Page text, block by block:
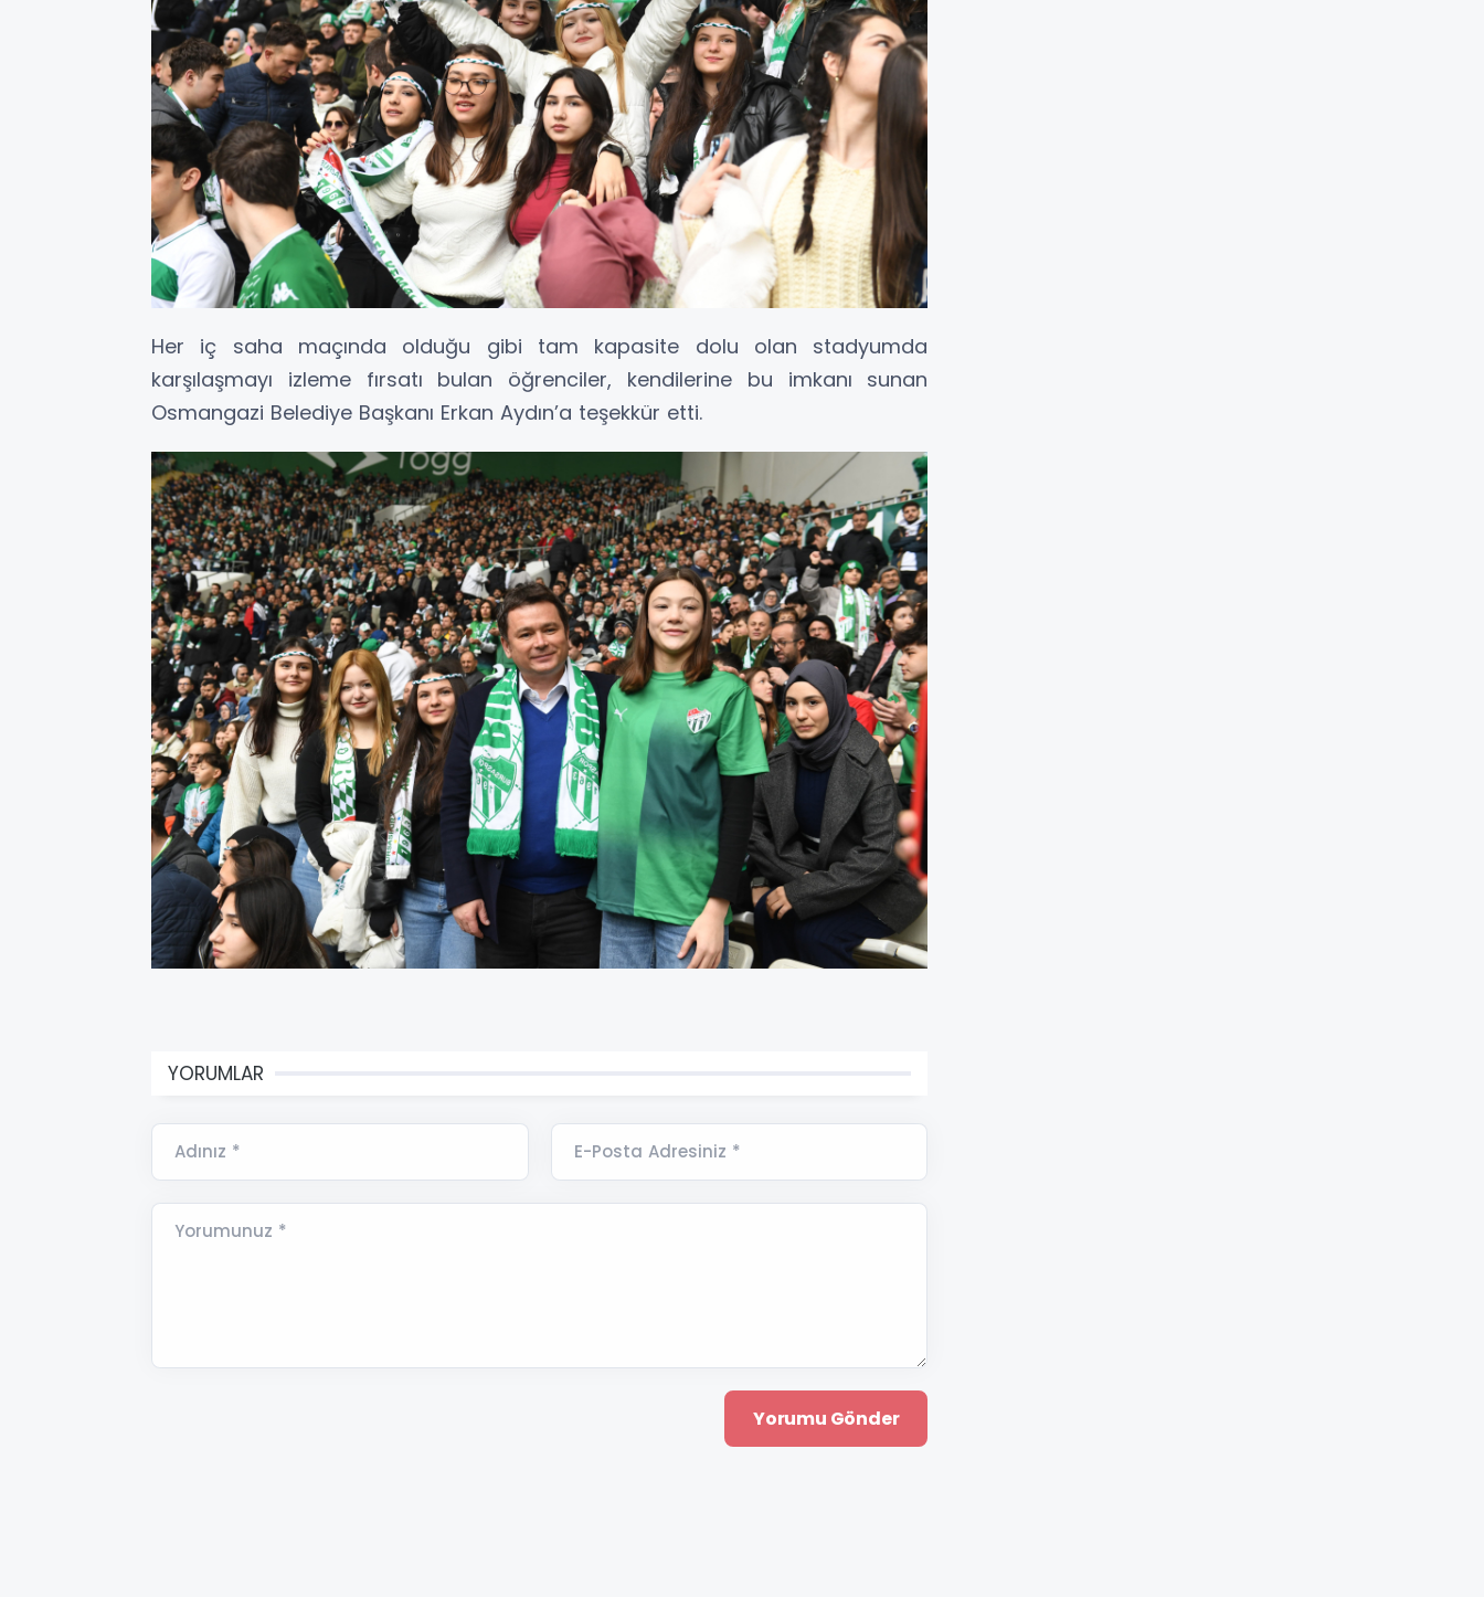
Her iç saha maçında olduğu gibi tam kapasite dolu olan stadyumda
karşılaşmayı izleme fırsatı bulan öğrenciler, kendilerine bu imkanı sunan
Osmangazi Belediye Başkanı Erkan Aydın’a teşekkür etti.
YORUMLAR
Adınız * E-Posta Adresiniz *
Yorumunuz *